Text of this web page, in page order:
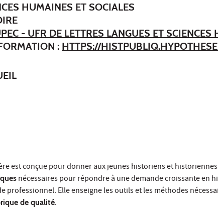
HUMAINES ET SOCIALES
- UFR DE LETTRES LANGUES ET SCIENCES
: HTTPS://
est conçue pour donner aux jeunes historiens et
nécessaires pour répondre à une demande croissante en
professionnel. Elle enseigne les outils et les méthodes
de qualité.